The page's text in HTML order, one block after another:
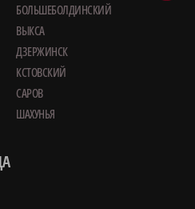
БОЛЬШЕБОЛДИНСКИЙ
ВЫКСА
ДЗЕРЖИНСК
КСТОВСКИЙ
САРОВ
ШАХУНЬЯ